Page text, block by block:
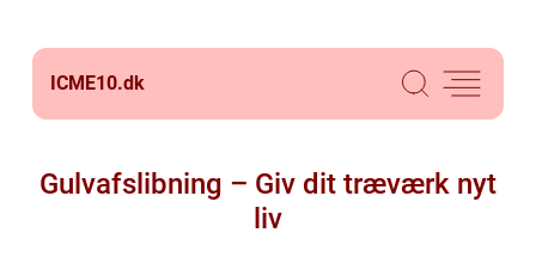
ICME10.dk
Gulvafslibning – Giv dit træværk nyt
liv